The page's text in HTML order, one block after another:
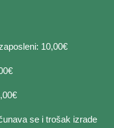
10,00€
se i trošak izrade